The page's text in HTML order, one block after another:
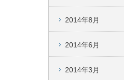
2014年8月
2014年6月
2014年3月